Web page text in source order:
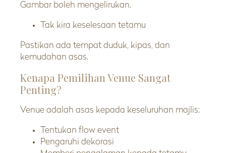
Gambar boleh mengelirukan.
Tak kira keselesaan tetamu
Pastikan ada tempat duduk, kipas, dan
kemudahan asas.
Kenapa Pemilihan Venue Sangat
Penting?
Venue adalah asas kepada keseluruhan majlis:
Tentukan flow event
Pengaruhi dekorasi